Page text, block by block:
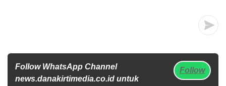
Follow WhatsApp Channel
news.danakirtimedia.co.id untuk
Follow